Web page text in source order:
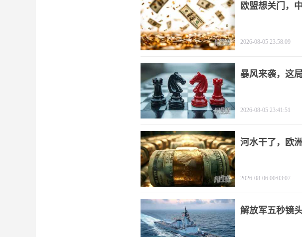
欧盟想关门，
2026-08-05 23:58:09
暴风来袭，这
2026-08-05 23:41:51
河水干了，欧
2026-08-06 00:03:07
解放军五秒镜